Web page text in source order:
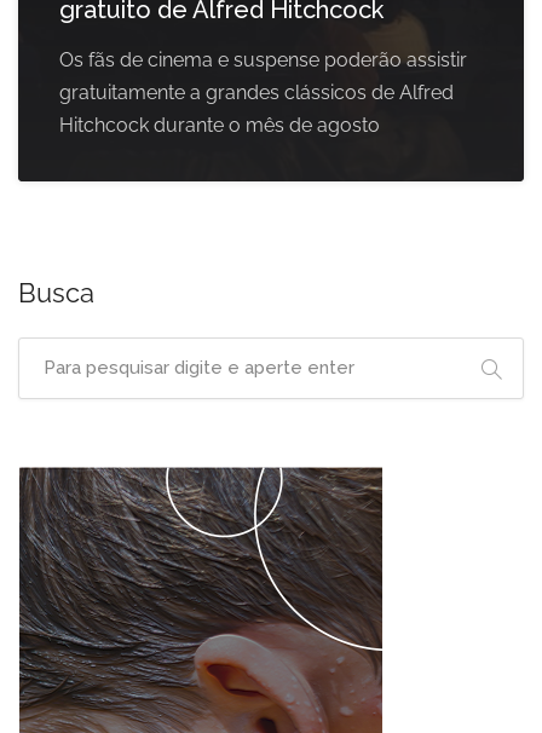
gratuito de Alfred Hitchcock
Os fãs de cinema e suspense poderão assistir
gratuitamente a grandes clássicos de Alfred
Hitchcock durante o mês de agosto
Busca